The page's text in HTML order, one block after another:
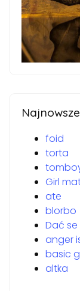
foid
torta
Girl
ate
blorbo
Dać se
anger
basic
altka